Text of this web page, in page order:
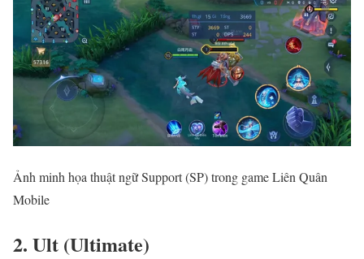
Ảnh minh họa thuật ngữ Support (SP) trong game Liên Quân
Mobile
2. Ult (Ultimate)